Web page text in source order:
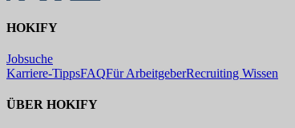
HOKIFY
Jobsuche
Karriere-TippsFAQFür ArbeitgeberRecruiting Wissen
ÜBER HOKIFY